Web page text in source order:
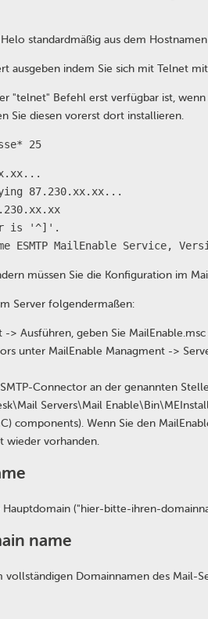
standardmäßig aus dem
ausgeben indem Sie sich mit Telnet
"telnet" Befehl erst verfügbar ist,
Sie diesen vorerst dort installieren.
25
87.230.xx.xx...
is '^]'.
ESMTP MailEnable Service,
müssen Sie die Konfiguration im
Server folgendermaßen:
-> Ausführen, geben Sie
unter MailEnable Managment ->
Connector an der genannten
Servers\Mail
components). Wenn Sie den
wieder vorhanden.
Hauptdomain ("hier-bitte-ihren-
name
vollständigen Domainnamen des Mail-